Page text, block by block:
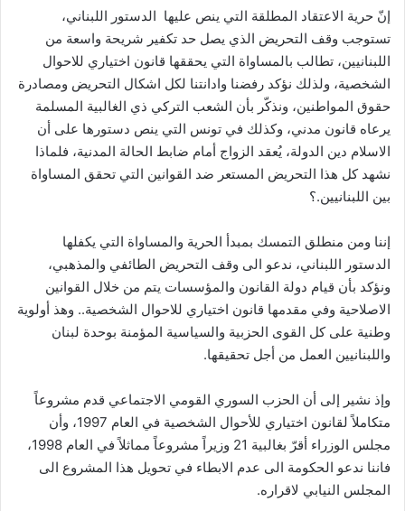
إنّ حرية الاعتقاد المطلقة التي ينص عليها الدستور اللبناني،
تستوجب وقف التحريض الذي يصل حد تكفير شريحة واسعة من
اللبنانيين، تطالب بالمساواة التي يحققها قانون اختياري للاحوال
الشخصية، ولذلك نؤكد رفضنا وادانتنا لكل اشكال التحريض ومصادرة
حقوق المواطنين، ونذكّر بأن الشعب التركي ذي الغالبية المسلمة
يرعاه قانون مدني، وكذلك في تونس التي ينص دستورها على أن
الاسلام دين الدولة، يُعقد الزواج أمام ضابط الحالة المدنية، فلماذا
نشهد كل هذا التحريض المستعر ضد القوانين التي تحقق المساواة
بين اللبنانيين.؟
إننا ومن منطلق التمسك بمبدأ الحرية والمساواة التي يكفلها
الدستور اللبناني، ندعو الى وقف التحريض الطائفي والمذهبي،
ونؤكد بأن قيام دولة القانون والمؤسسات يتم من خلال القوانين
الاصلاحية وفي مقدمها قانون اختياري للاحوال الشخصية.. وهذ أولوية
وطنية على كل القوى الحزبية والسياسية المؤمنة بوحدة لبنان
واللبنانيين العمل من أجل تحقيقها.
وإذ نشير إلى أن الحزب السوري القومي الاجتماعي قدم مشروعاً
متكاملاً لقانون اختياري للأحوال الشخصية في العام 1997، وأن
مجلس الوزراء أقرّ بغالبية 21 وزيراً مشروعاً مماثلاً في العام 1998،
فاننا ندعو الحكومة الى عدم الابطاء في تحويل هذا المشروع الى
المجلس النيابي لاقراره.